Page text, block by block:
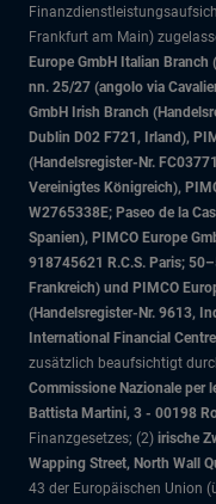
Frankfurt am Main)
Europe GmbH Italian
nn. 25/27 (angolo via
GmbH Irish Branch
Dublin D02 F721, Irland),
(Handelsregister-Nr.
Vereinigtes Königreich),
W2765338E; Paseo de la
Spanien), PIMCO Europe
918745621 R.C.S. Paris;
Frankreich) und PIMCO
(Handelsregister-Nr. 9613,
International Financial
zusätzlich beaufsichtigt
Commissione Nazionale per
Battista Martini, 3 - 00198
Finanzgesetzes; (2) irische
Wapping Street, North Wall
43 der Europäischen Union